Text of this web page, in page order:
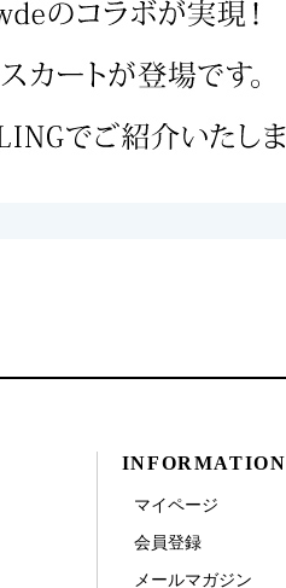
INFORMATION
マイページ
会員登録
メールマガジン